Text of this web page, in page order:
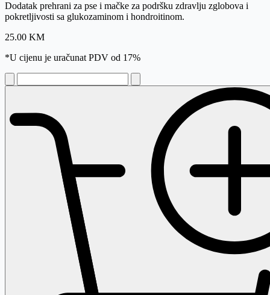
Dodatak prehrani za pse i mačke za podršku zdravlju zglobova i
pokretljivosti sa glukozaminom i hondroitinom.
25.00 KM
*U cijenu je uračunat PDV od 17%